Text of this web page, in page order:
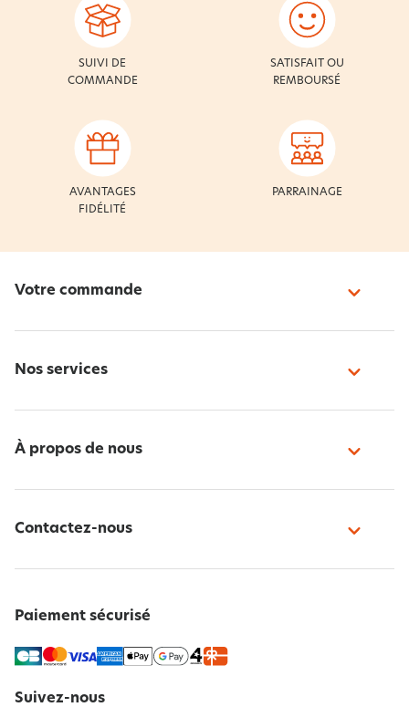
SUIVI DE
COMMANDE
SATISFAIT OU
REMBOURSÉ
AVANTAGES
FIDÉLITÉ
PARRAINAGE
Votre commande
Nos services
À propos de nous
Contactez-nous
Paiement sécurisé
Suivez-nous